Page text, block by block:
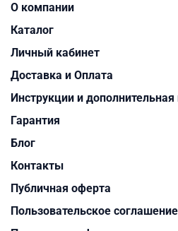
О компании
Каталог
Личный кабинет
Доставка и Оплата
Инструкции и
Гарантия
Блог
Контакты
Публичная оферта
Пользовательское соглашение